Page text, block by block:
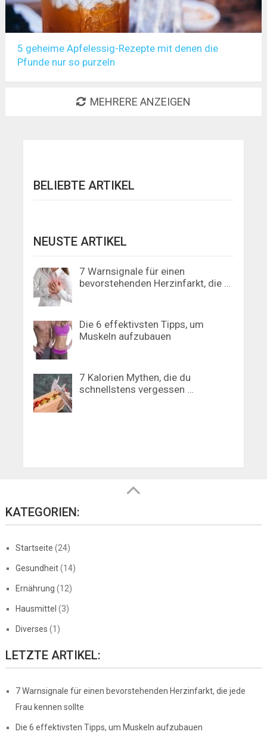
5 geheime Apfelessig-Rezepte mit denen die
Pfunde nur so purzeln
MEHRERE ANZEIGEN
BELIEBTE ARTIKEL
NEUSTE ARTIKEL
7 Warnsignale für einen
bevorstehenden Herzinfarkt, die …
Die 6 effektivsten Tipps, um
Muskeln aufzubauen
7 Kalorien Mythen, die du
schnellstens vergessen …
KATEGORIEN:
Startseite (24)
Gesundheit(14)
Ernährung (12)
Hausmittel (3)
Diverses (1)
LETZTE ARTIKEL:
7 Warnsignale für einen bevorstehenden Herzinfarkt, die jede
Frau kennen sollte
Die 6 effektivsten Tipps, um Muskeln aufzubauen